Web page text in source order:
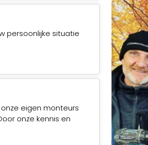
persoonlijke situatie
eigen monteurs
onze kennis en